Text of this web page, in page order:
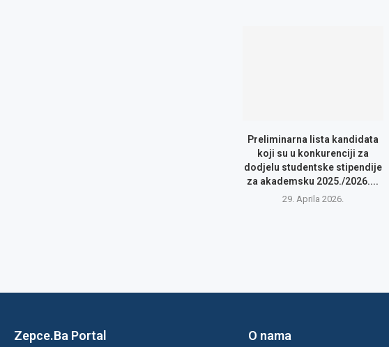
Preliminarna lista kandidata
koji su u konkurenciji za
dodjelu studentske stipendije
za akademsku 2025./2026....
29. Aprila 2026.
Zepce.Ba Portal O nama